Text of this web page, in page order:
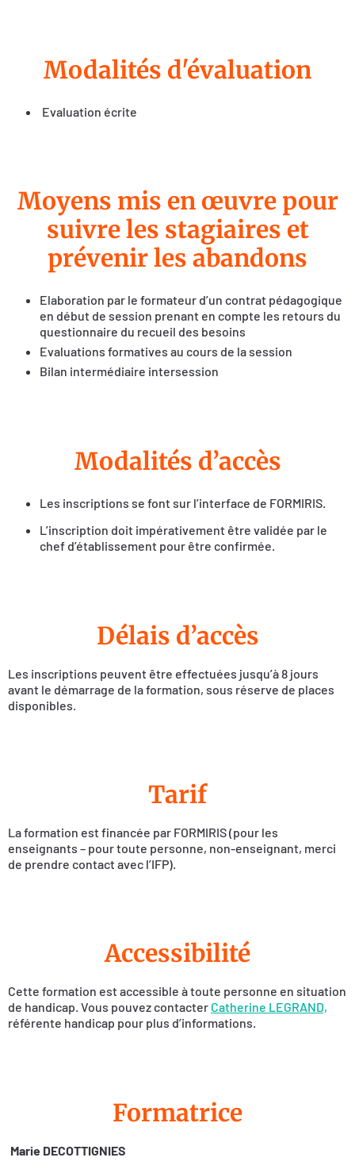
Modalités d'évaluation
Evaluation écrite
Moyens mis en œuvre pour
suivre les stagiaires et
prévenir les abandons
Elaboration par le formateur d’un contrat pédagogique
en début de session prenant en compte les retours du
questionnaire du recueil des besoins
Evaluations formatives au cours de la session
Bilan intermédiaire intersession
Modalités d’accès
Les inscriptions se font sur l’interface de FORMIRIS.
L’inscription doit impérativement être validée par le
chef d’établissement pour être confirmée.
Délais d’accès
Les inscriptions peuvent être effectuées jusqu’à 8 jours
avant le démarrage de la formation, sous réserve de places
disponibles.
Tarif
La formation est financée par FORMIRIS (pour les
enseignants – pour toute personne, non-enseignant, merci
de prendre contact avec l’IFP).
Accessibilité
Cette formation est accessible à toute personne en situation
de handicap. Vous pouvez contacter Catherine LEGRAND,
référente handicap pour plus d’informations.
Formatrice
Marie DECOTTIGNIES